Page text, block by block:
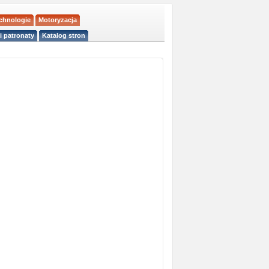
Motoryzacja
patronaty Katalog stron